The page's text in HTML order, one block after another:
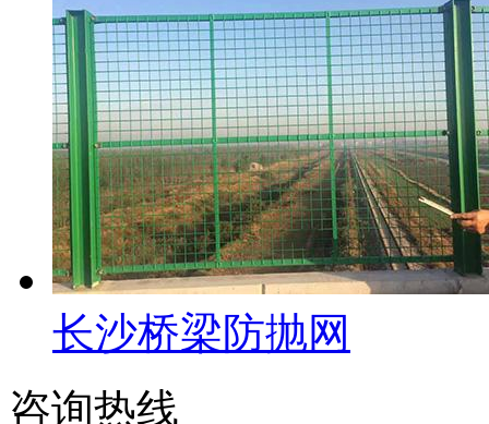
长沙桥梁防抛网
咨询热线